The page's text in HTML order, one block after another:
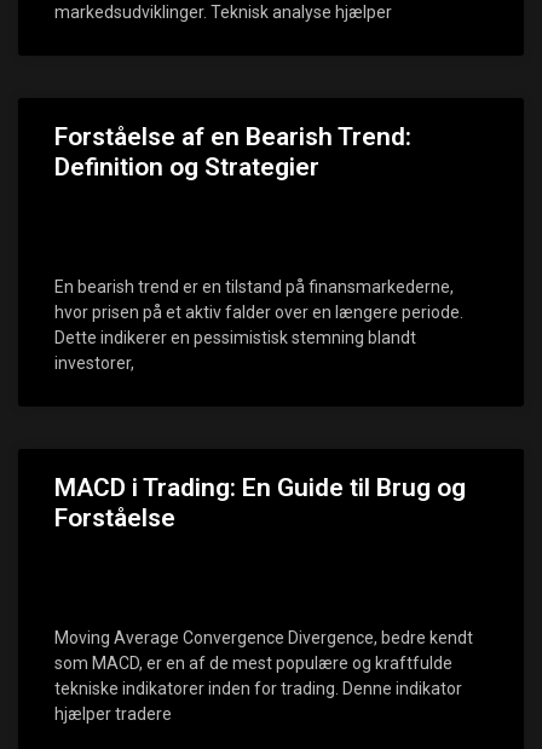
markedsudviklinger. Teknisk analyse hjælper
Forståelse af en Bearish Trend:
Definition og Strategier
En bearish trend er en tilstand på finansmarkederne,
hvor prisen på et aktiv falder over en længere periode.
Dette indikerer en pessimistisk stemning blandt
investorer,
MACD i Trading: En Guide til Brug og
Forståelse
Moving Average Convergence Divergence, bedre kendt
som MACD, er en af de mest populære og kraftfulde
tekniske indikatorer inden for trading. Denne indikator
hjælper tradere